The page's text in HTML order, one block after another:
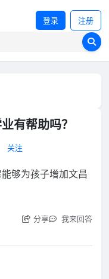
登录 注册
有帮助吗？
关注
够为孩子增加文昌
分享 我来回答